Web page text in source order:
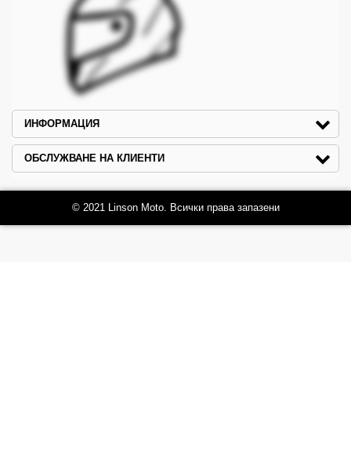
ИНФОРМАЦИЯ
ОБСЛУЖВАНЕ НА КЛИЕНТИ
© 2021 Linson Moto. Всички права запазени